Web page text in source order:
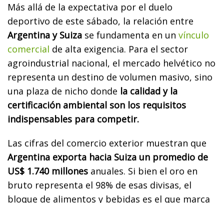
Más allá de la expectativa por el duelo
deportivo de este sábado, la relación entre
Argentina y Suiza se fundamenta en un vínculo
comercial de alta exigencia. Para el sector
agroindustrial nacional, el mercado helvético no
representa un destino de volumen masivo, sino
una plaza de nicho donde la calidad y la
certificación ambiental son los requisitos
indispensables para competir.
Las cifras del comercio exterior muestran que
Argentina exporta hacia Suiza un promedio de
US$ 1.740 millones anuales. Si bien el oro en
bruto representa el 98% de esas divisas, el
bloque de alimentos y bebidas es el que marca